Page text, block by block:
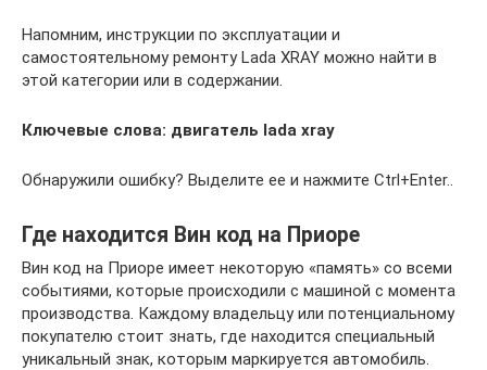
Напомним, инструкции по эксплуатации и
самостоятельному ремонту Lada XRAY можно найти в
этой категории или в содержании.
Ключевые слова: двигатель lada xray
Обнаружили ошибку? Выделите ее и нажмите Ctrl+Enter..
Где находится Вин код на Приоре
Вин код на Приоре имеет некоторую «память» со всеми
событиями, которые происходили с машиной с момента
производства. Каждому владельцу или потенциальному
покупателю стоит знать, где находится специальный
уникальный знак, которым маркируется автомобиль.